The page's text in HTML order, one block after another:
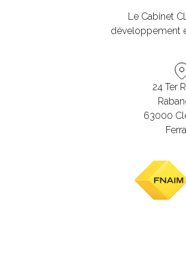
Le Cabinet
développement
24 Ter
63000